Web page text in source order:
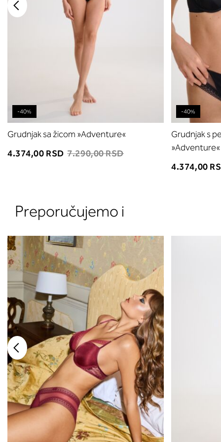
-40%
Grudnjak sa žicom »Adventure«
4.374,00 RSD 7.290,00 RSD
-40%
Grudnjak s
»Adventure«
4.374,00
Preporučujemo i